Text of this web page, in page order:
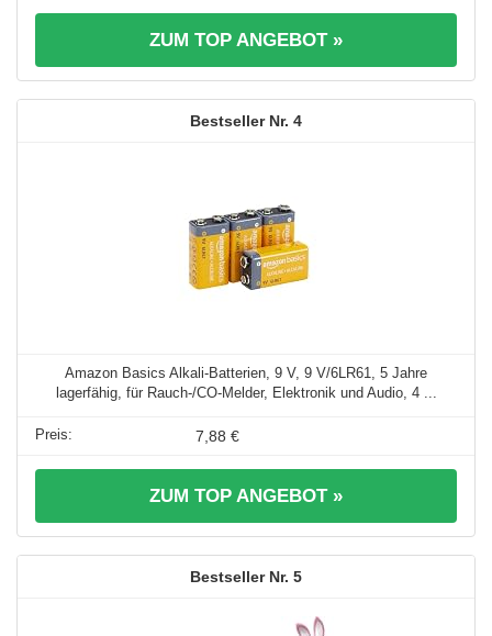
ZUM TOP ANGEBOT »
4
Amazon Basics Alkali-Batterien, 9 V, 9 V/6LR61, 5 Jahre
lagerfähig, für Rauch-/CO-Melder, Elektronik und Audio, 4 ...
7,88 €
ZUM TOP ANGEBOT »
5